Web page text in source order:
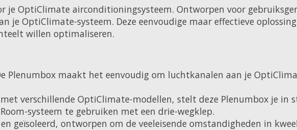
je OptiClimate airconditioningsysteem. Ontworpen voor
je OptiClimate-systeem. Deze eenvoudige maar effectieve
willen optimaliseren.
Plenumbox maakt het eenvoudig om luchtkanalen aan je
verschillende OptiClimate-modellen, stelt deze Plenumbox je in
systeem te gebruiken met een drie-wegklep.
geïsoleerd, ontworpen om de veeleisende omstandigheden in